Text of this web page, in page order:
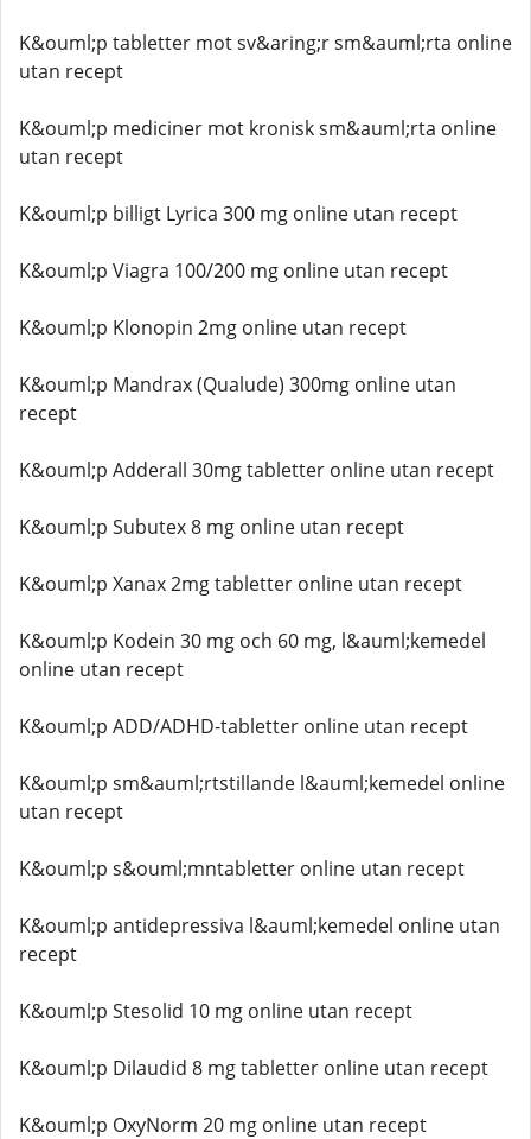
K&ouml;p tabletter mot sv&aring;r sm&auml;rta online
utan recept
K&ouml;p mediciner mot kronisk sm&auml;rta online
utan recept
K&ouml;p billigt Lyrica 300 mg online utan recept
K&ouml;p Viagra 100/200 mg online utan recept
K&ouml;p Klonopin 2mg online utan recept
K&ouml;p Mandrax (Qualude) 300mg online utan
recept
K&ouml;p Adderall 30mg tabletter online utan recept
K&ouml;p Subutex 8 mg online utan recept
K&ouml;p Xanax 2mg tabletter online utan recept
K&ouml;p Kodein 30 mg och 60 mg, l&auml;kemedel
online utan recept
K&ouml;p ADD/ADHD-tabletter online utan recept
K&ouml;p sm&auml;rtstillande l&auml;kemedel online
utan recept
K&ouml;p s&ouml;mntabletter online utan recept
K&ouml;p antidepressiva l&auml;kemedel online utan
recept
K&ouml;p Stesolid 10 mg online utan recept
K&ouml;p Dilaudid 8 mg tabletter online utan recept
K&ouml;p OxyNorm 20 mg online utan recept